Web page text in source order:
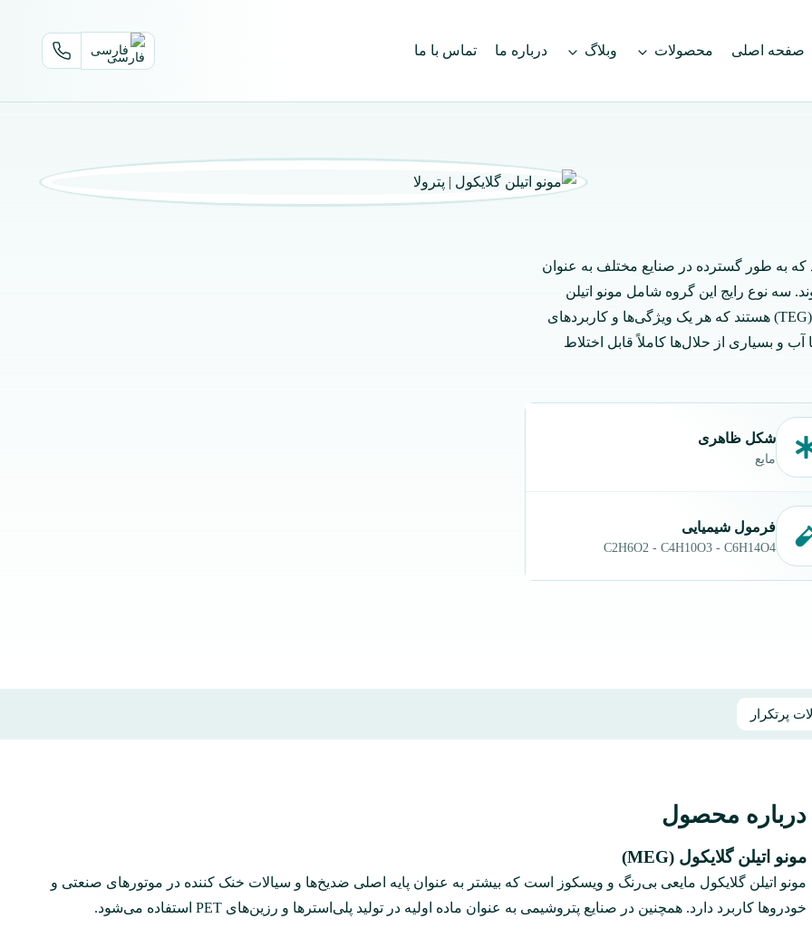
صفحه اصلی محصولات وبلاگ درباره ما تماس با ما فارسی
که به‌ طور گسترده در صنایع مختلف به‌ عنوان
سه نوع رایج این گروه شامل مونو اتیلن
گلایکول (MEG)، دی اتیلن گلایکول (DEG) و تری اتیلن گلایکول (TEG) هستند که هر یک ویژگی‌ها و کاربردهای
و بسیاری از حلال‌ها کاملاً قابل اختلاط
شکل ظاهری
مایع
فرمول شیمیایی
C2H6O2 - C4H10O3- C6H14O4
پرتکرار
درباره محصول
مونو اتیلن گلایکول (MEG)
مونو اتیلن گلایکول مایعی بی‌رنگ و ویسکوز است که بیشتر به‌ عنوان پایه اصلی ضدیخ‌ها و سیالات خنک‌ کننده در موتورهای صنعتی و
خودروها کاربرد دارد. همچنین در صنایع پتروشیمی به‌ عنوان ماده اولیه در تولید پلی‌استرها و رزین‌های PET استفاده می‌شود.